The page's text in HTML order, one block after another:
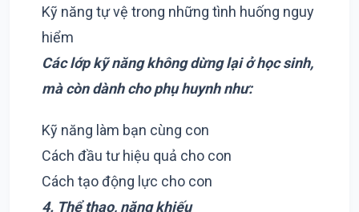
Kỹ năng tự vệ trong những tình huống nguy
hiểm
Các lớp kỹ năng không dừng lại ở học sinh,
mà còn dành cho phụ huynh như:
Kỹ năng làm bạn cùng con
Cách đầu tư hiệu quả cho con
Cách tạo động lực cho con
4. Thể thao, năng khiếu